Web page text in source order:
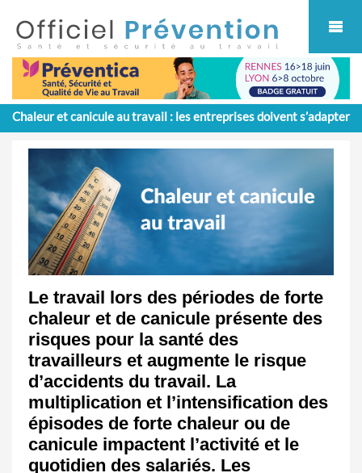
Chaleur et canicule au travail : les entreprises doivent s’adapter
Le travail lors des périodes de forte
chaleur et de canicule présente des
risques pour la santé des
travailleurs et augmente le risque
d’accidents du travail. La
multiplication et l’intensification des
épisodes de forte chaleur ou de
canicule impactent l’activité et le
quotidien des salariés. Les